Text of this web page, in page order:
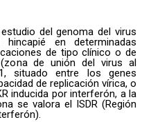
del genoma del virus
en determinadas
de tipo clínico o de
de unión del virus al
situado entre los genes
de replicación vírica, o
inducida por interferón, a la
se valora el ISDR (Región